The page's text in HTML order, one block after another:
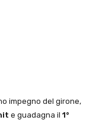
impegno del girone,
e guadagna il 1°